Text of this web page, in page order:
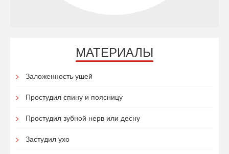
МАТЕРИАЛЫ
Заложенность ушей
Простудил спину и поясницу
Простудил зубной нерв или десну
Застудил ухо